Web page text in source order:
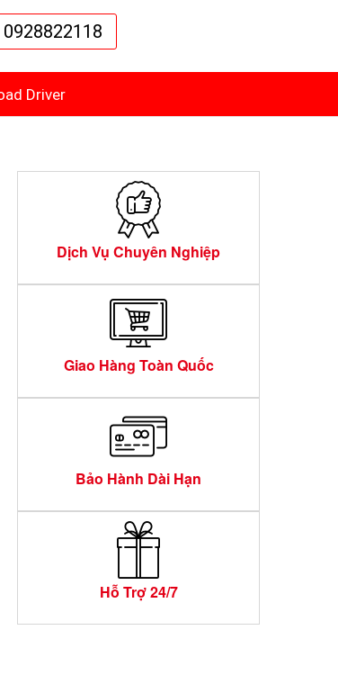
0928822118
Driver
Dịch Vụ Chuyên Nghiệp
Giao Hàng Toàn Quốc
Bảo Hành Dài Hạn
Hỗ Trợ 24/7